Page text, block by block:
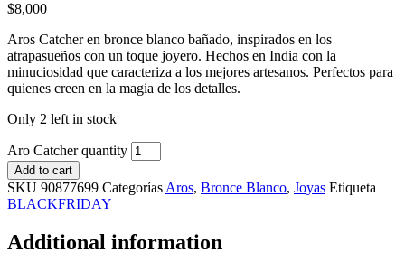
$8,000
Aros Catcher en bronce blanco bañado, inspirados en los
atrapasueños con un toque joyero. Hechos en India con la
minuciosidad que caracteriza a los mejores artesanos. Perfectos para
quienes creen en la magia de los detalles.
Only 2 left in stock
Aro Catcher quantity
Add to cart
SKU 90877699 Categorías Aros, Bronce Blanco, Joyas Etiqueta
BLACKFRIDAY
Additional information